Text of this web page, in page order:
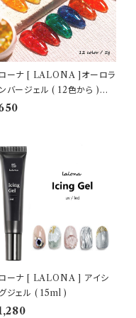
ーナ [ LALONA ]オーロラ
バージェル ( 12色から )ジ
ネイル/セルフネイル/ネイル
ーナ [ LALONA ] アイシ
ジェル ( 15ml )